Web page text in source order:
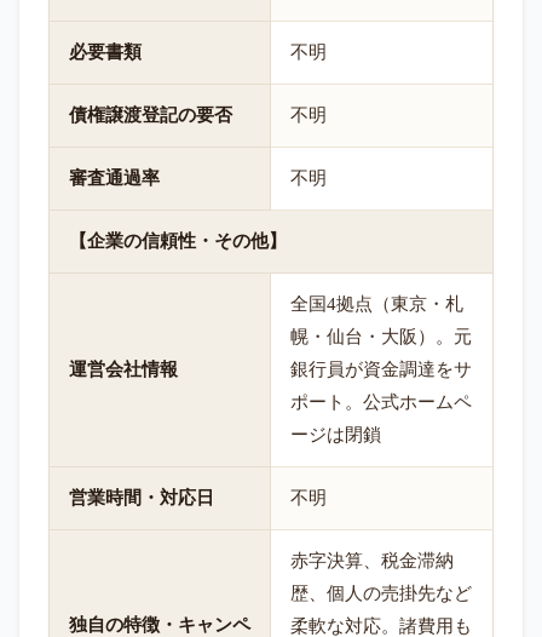
必要書類 不明
債権譲渡登記の要否 不明
審査通過率 不明
【企業の信頼性・その他】
運営会社情報
全国4拠点（東京・札
幌・仙台・大阪）。元
銀行員が資金調達をサ
ポート。公式ホームペ
ージは閉鎖
営業時間・対応日 不明
独自の特徴・キャンペ
赤字決算、税金滞納
歴、個人の売掛先など
柔軟な対応。諸費用も